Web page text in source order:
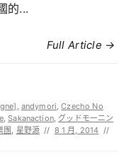
的...
Full Article →
, andymori,Czecho No
,Sakanaction, グッドモーニン
團 , 星野源 // 8 1 月, 2014 //